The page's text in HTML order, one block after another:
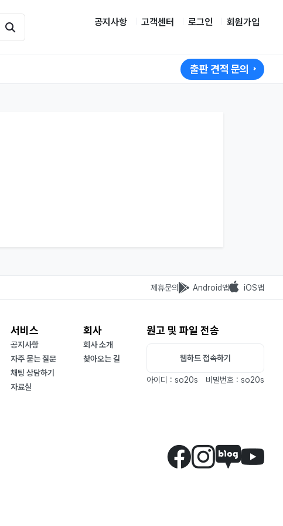
공지사항 고객센터 로그인 회원가입
출판 견적 문의
제휴문의 Android앱 iOS앱
서비스
공지사항
자주 묻는 질문
채팅 상담하기
자료실
회사
회사 소개
찾아오는 길
원고 및 파일 전송
웹하드 접속하기
아이디 : so20s 비밀번호 : so20s